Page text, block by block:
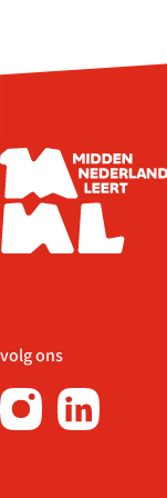
volg ons